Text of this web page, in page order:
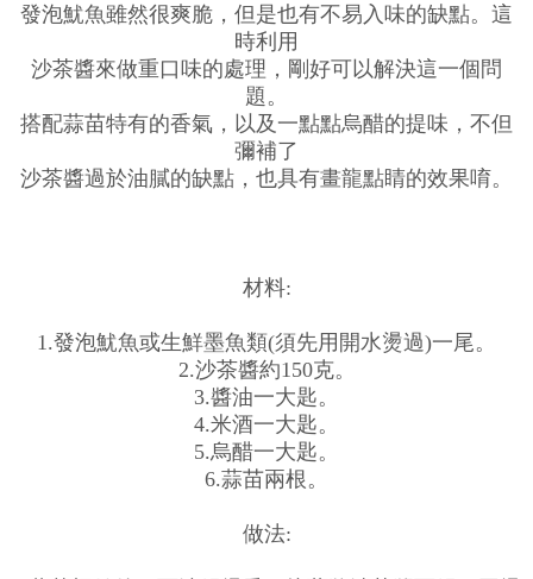
發泡魷魚雖然很爽脆，但是也有不易入味的缺點。這
時利用
沙茶醬來做重口味的處理，剛好可以解決這一個問
題。
搭配蒜苗特有的香氣，以及一點點烏醋的提味，不但
彌補了
沙茶醬過於油膩的缺點，也具有畫龍點睛的效果唷。
材料:
1.發泡魷魚或生鮮墨魚類(須先用開水燙過)一尾。
2.沙茶醬約150克。
3.醬油一大匙。
4.米酒一大匙。
5.烏醋一大匙。
6.蒜苗兩根。
做法: